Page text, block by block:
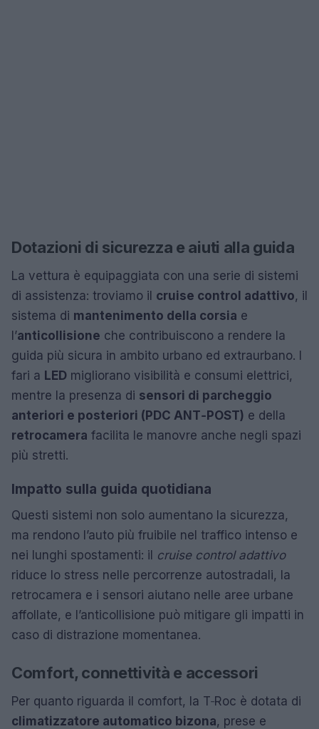
Dotazioni di sicurezza e aiuti alla guida
La vettura è equipaggiata con una serie di sistemi
di assistenza: troviamo il cruise control adattivo, il
sistema di mantenimento della corsia e
l’anticollisione che contribuiscono a rendere la
guida più sicura in ambito urbano ed extraurbano. I
fari a LED migliorano visibilità e consumi elettrici,
mentre la presenza di sensori di parcheggio
anteriori e posteriori (PDC ANT‑POST) e della
retrocamera facilita le manovre anche negli spazi
più stretti.
Impatto sulla guida quotidiana
Questi sistemi non solo aumentano la sicurezza,
ma rendono l’auto più fruibile nel traffico intenso e
nei lunghi spostamenti: il cruise control adattivo
riduce lo stress nelle percorrenze autostradali, la
retrocamera e i sensori aiutano nelle aree urbane
affollate, e l’anticollisione può mitigare gli impatti in
caso di distrazione momentanea.
Comfort, connettività e accessori
Per quanto riguarda il comfort, la T‑Roc è dotata di
climatizzatore automatico bizona, prese e